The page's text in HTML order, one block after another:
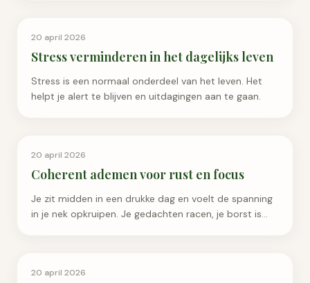
Ademhaling & Ontspanning
20 april 2026
Stress verminderen in het dagelijks leven
Stress is een normaal onderdeel van het leven. Het
helpt je alert te blijven en uitdagingen aan te gaan.
Ademhaling & Ontspanning
20 april 2026
Coherent ademen voor rust en focus
Je zit midden in een drukke dag en voelt de spanning
in je nek opkruipen. Je gedachten racen, je borst is
Ademhaling & Ontspanning
20 april 2026